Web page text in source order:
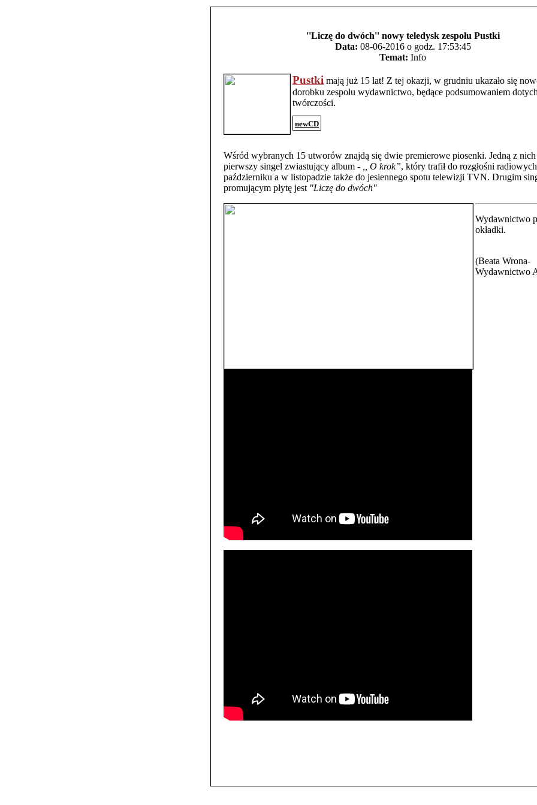
''Liczę do dwóch'' nowy teledysk zespołu Pustki
Data: 08-06-2016 o godz. 17:53:45
Temat: Info
Pustki mają już 15 lat! Z tej okazji, w grudniu ukazało się
dorobku zespołu wydawnictwo, będące podsumowaniem
twórczości.
newCD
Wśród wybranych 15 utworów znajdą się dwie premierowe piosenki. Jedną z nich
pierwszy singel zwiastujący album -
,, O krok”, który trafił do rozgłośni
październiku a w listopadzie także do jesiennego spotu telewizji TVN. Drugim
promującym płytę jest "Liczę do dwóch"
Wydawnictwo
okładki.
(Beata Wrona-
Wydawnictwo